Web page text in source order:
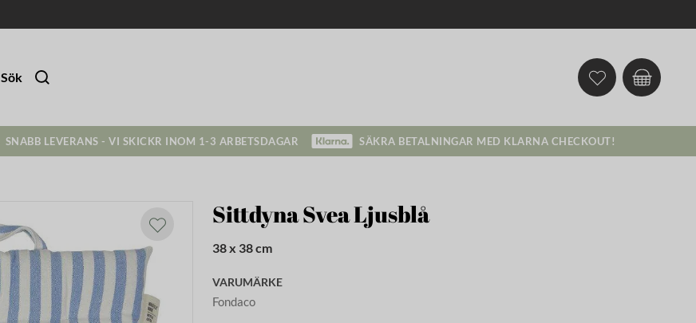
Sök
SNABB LEVERANS - VI SKICKR INOM 1-3 ARBETSDAGAR SÄKRA BETALNINGAR MED KLARNA CHECKOUT!
Sittdyna Svea Ljusblå
38 x 38 cm
VARUMÄRKE
Fondaco